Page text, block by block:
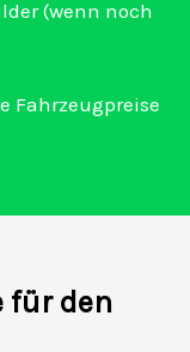
(wenn noch
Fahrzeugpreise
für den